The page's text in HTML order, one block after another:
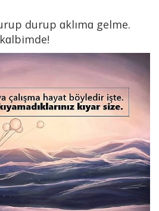
durup ɑklımɑ gelme.